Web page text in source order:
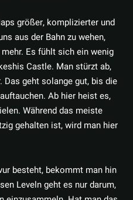
größer, komplizierter und
aus der Bahn zu wehen,
Es fühlt sich ein wenig
Castle. Man stürzt ab,
Das geht solange gut, bis die
Ab hier heist es,
Während das meiste
gehalten ist, wird man hier
besteht, bekommt man hin
Leveln geht es nur darum,